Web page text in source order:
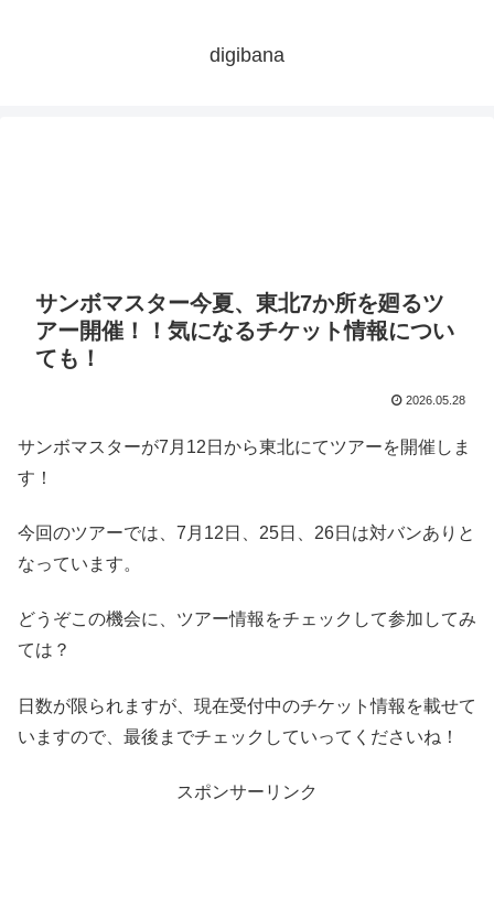
digibana
サンボマスター今夏、東北7か所を廻るツ
アー開催！！気になるチケット情報につい
ても！
2026.05.28
サンボマスターが7月12日から東北にてツアーを開催しま
す！
今回のツアーでは、7月12日、25日、26日は対バンありと
なっています。
どうぞこの機会に、ツアー情報をチェックして参加してみ
ては？
日数が限られますが、現在受付中のチケット情報を載せて
いますので、最後までチェックしていってくださいね！
スポンサーリンク